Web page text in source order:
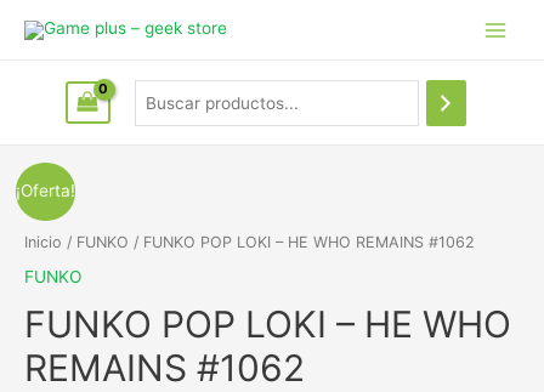
¡Oferta!
Inicio / FUNKO / FUNKO POP LOKI – HE WHO REMAINS #1062
FUNKO
FUNKO POP LOKI – HE WHO
REMAINS #1062